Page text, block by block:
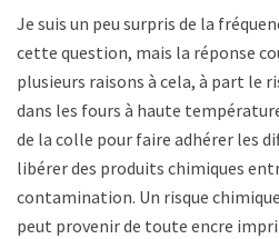
Je suis un peu surpris de la
cette question, mais la réponse
plusieurs raisons à cela, à part le
dans les fours à haute
de la colle pour faire adhérer les
libérer des produits chimiques
contamination. Un risque
peut provenir de toute encre